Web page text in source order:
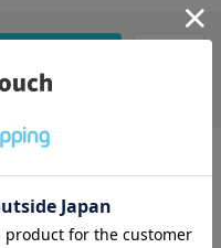
了承下さいませ。
533 （mm）、総耐荷重
)、質量 約13.5kg、付属
バー、盗難防止金具